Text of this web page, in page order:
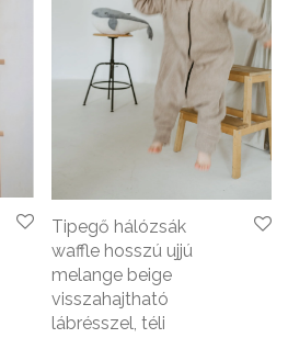
Tipegő hálózsák
waffle hosszú ujjú
melange beige
visszahajtható
lábrésszel, téli